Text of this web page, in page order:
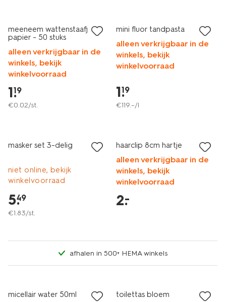
meeneem wattenstaafjes
papier - 50 stuks
alleen verkrijgbaar in de
winkels, bekijk
winkelvoorraad
1.
19
€0.02/st.
mini fluor tandpasta
alleen verkrijgbaar in de
winkels, bekijk
winkelvoorraad
1.
19
€119.–/l
vegan
masker set 3-delig
niet online, bekijk
winkelvoorraad
5.
49
€1.83/st.
haarclip 8cm hartje
alleen verkrijgbaar in de
winkels, bekijk
winkelvoorraad
2.
–
afhalen in 500+ HEMA winkels
micellair water 50ml toilettas bloem